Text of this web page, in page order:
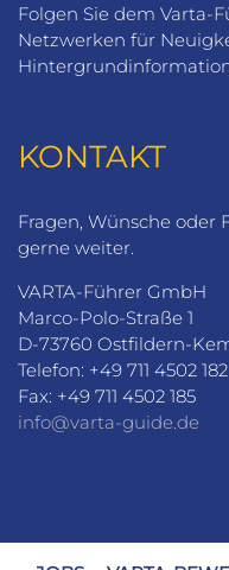
Folgen Sie dem Varta-
Netzwerken für
KONTAKT
Fragen, Wünsche oder
gerne weiter.
VARTA-Führer GmbH
Marco-Polo-Straße 1
D-73760 Ostfildern-
Telefon: +49 711 4502 182
Fax: +49 711 4502 185
info@varta-guide.de